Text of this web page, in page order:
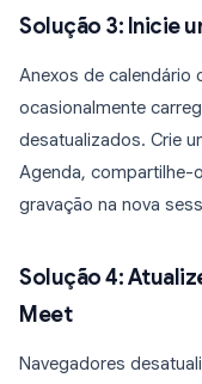
Solução 3: Inicie
Anexos de calendário
ocasionalmente
desatualizados. Crie
Agenda, compartilhe-
gravação na nova
Solução 4:
Meet
Navegadores